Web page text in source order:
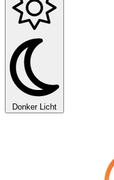
Donker Licht